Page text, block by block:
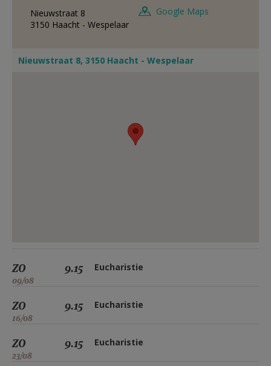
MIJN PAROCHIE
AANMELDEN OF REGISTREREN
Nieuwstraat 8
3150 Haacht - Wespelaar
Google Maps
Nieuwstraat 8, 3150 Haacht - Wespelaar
ZO
09/08
9.15 Eucharistie
ZO
16/08
9.15 Eucharistie
ZO
23/08
9.15 Eucharistie